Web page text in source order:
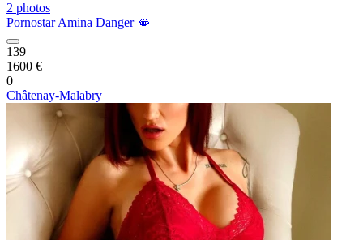
2 photos
Pornostar Amina Danger 🫦
139
1600 €
0
Châtenay-Malabry